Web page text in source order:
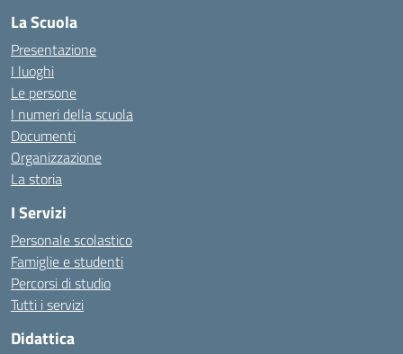
La Scuola
Presentazione
I luoghi
Le persone
I numeri della scuola
Documenti
Organizzazione
La storia
I Servizi
Personale scolastico
Famiglie e studenti
Percorsi di studio
Tutti i servizi
Didattica